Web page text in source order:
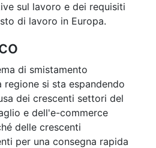
sul lavoro e dei requisiti
di lavoro in Europa.
di smistamento
si sta espandendo
dei crescenti settori del
e dell'e-commerce
delle crescenti
per una consegna rapida